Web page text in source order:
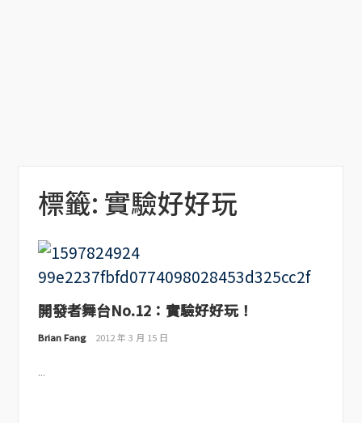
標籤: 實驗好好玩
開發者舞台No.12：實驗好好玩！
Brian Fang 2012 年 3 月 15 日
...